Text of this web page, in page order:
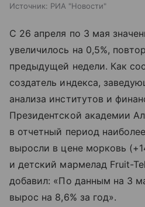
Источник: РИА "Новости"
С 26 апреля по 3 мая
увеличилось на 0,5%,
предыдущей недели. Как
создатель индекса,
анализа институтов и
Президентской академии
в отчетный период
выросли в цене морковь
и детский мармелад Fruit-
добавил: «По данным на 3
вырос на 8,6% за год».